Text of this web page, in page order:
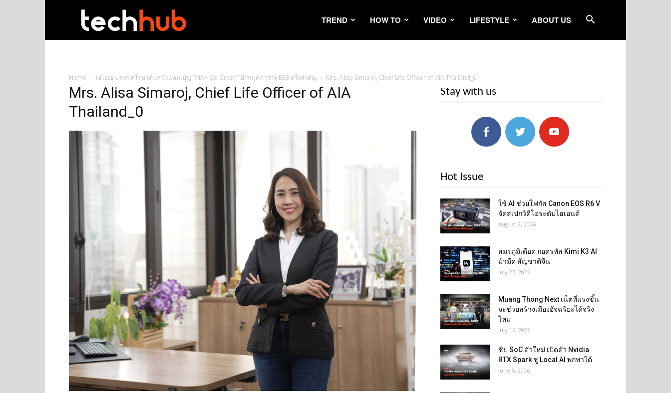
TREND HOW TO VIDEO LIFESTYLE ABOUT US
Home เอไอเอ ประเทศไทย เดินหน้าแคมเปญ “AIA+ Go Green” ปักหมุดภารกิจ ESG ครั้งสำคัญ Mrs. Alisa Simaroj, Chief Life Officer of AIA Thailand_0
Mrs. Alisa Simaroj, Chief Life Officer of AIA
Thailand_0
Stay with us
Hot Issue
ใช้ AI ช่วยโฟกัส Canon EOS R6 V
จัดสเปกวิดีโอระดับไฮเอนด์
August 3, 2026
สมรภูมิเดือด ถอดรหัส Kimi K3 AI
ม้ามืด สัญชาติจีน
July 27, 2026
Muang Thong Next เน็ตที่แรงขึ้น
จะช่วยสร้างเมืองอัจฉริยะได้จริง
ไหม
July 16, 2026
ชิป SoC ตัวใหม่ เปิดตัว Nvidia
RTX Spark ชู Local AI พกพาได้
June 5, 2026